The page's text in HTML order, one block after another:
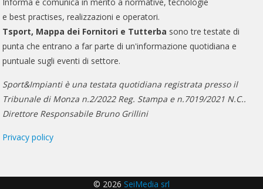
e best practises, realizzazioni e operatori.
Tsport, Mappa dei Fornitori e Tutterba sono tre testate di
punta che entrano a far parte di un'informazione quotidiana e
puntuale sugli eventi di settore.
Sport&Impianti è una testata quotidiana registrata presso il
Tribunale di Monza n.2/2022 Reg. Stampa e n.7019/2021 N.C..
Direttore Responsabile Bruno Grillini
Privacy policy
© 2026 SeiMedia srl